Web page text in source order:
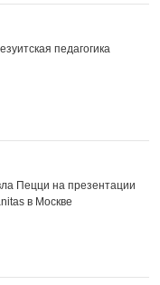
педагогика
Пецци на презентации
в Москве